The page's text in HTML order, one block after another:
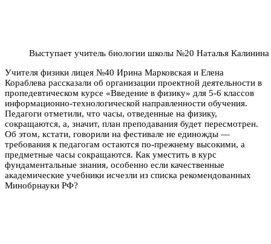
Выступает учитель биологии школы №20 Наталья Калинина
Учителя физики лицея №40 Ирина Марковская и Елена
Кораблева рассказали об организации проектной деятельности в
пропедевтическом курсе «Введение в физику» для 5-6 классов
информационно-технологической направленности обучения.
Педагоги отметили, что часы, отведенные на физику,
сокращаются, а, значит, план преподавания будет пересмотрен.
Об этом, кстати, говорили на фестивале не единожды —
требования к педагогам остаются по-прежнему высокими, а
предметные часы сокращаются. Как уместить в курс
фундаментальные знания, особенно если качественные
академические учебники исчезли из списка рекомендованных
Минобрнауки РФ?